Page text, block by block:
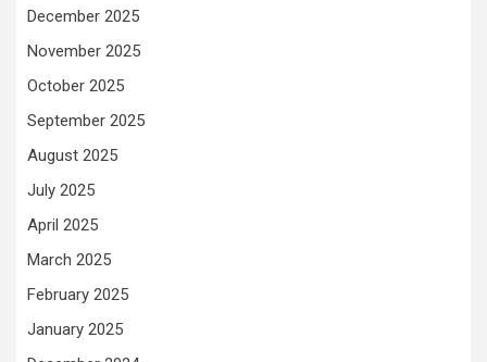
December 2025
November 2025
October 2025
September 2025
August 2025
July 2025
April 2025
March 2025
February 2025
January 2025